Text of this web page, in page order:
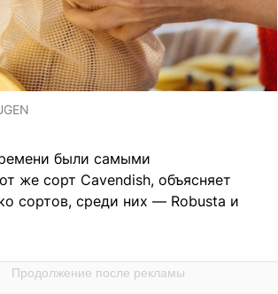
были самыми
же сорт Cavendish, объясняет
сортов, среди них — Robusta и